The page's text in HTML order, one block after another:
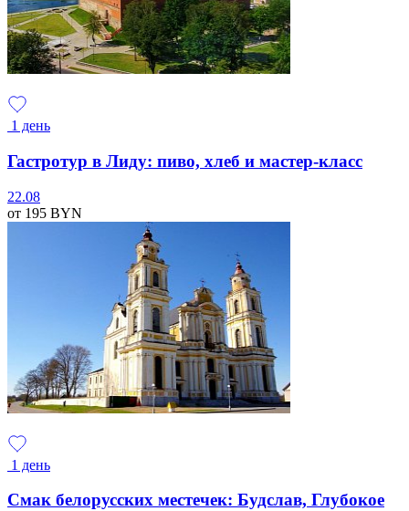
1 день
Гастротур в Лиду: пиво, хлеб и мастер-класс
22.08
от 195 BYN
1 день
Смак белорусских местечек: Будслав, Глубокое